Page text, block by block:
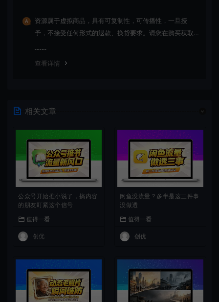
资源属于虚拟商品，具有可复制性，可传播性，一旦授
予，不接受任何形式的退款、换货要求。请您在购买获取
查看详情
相关文章
公众号开始推小说了，搞内容
的朋友盯紧这个信号
值得一看
创优
闲鱼没流量？多半是这三件事
没做透
值得一看
创优